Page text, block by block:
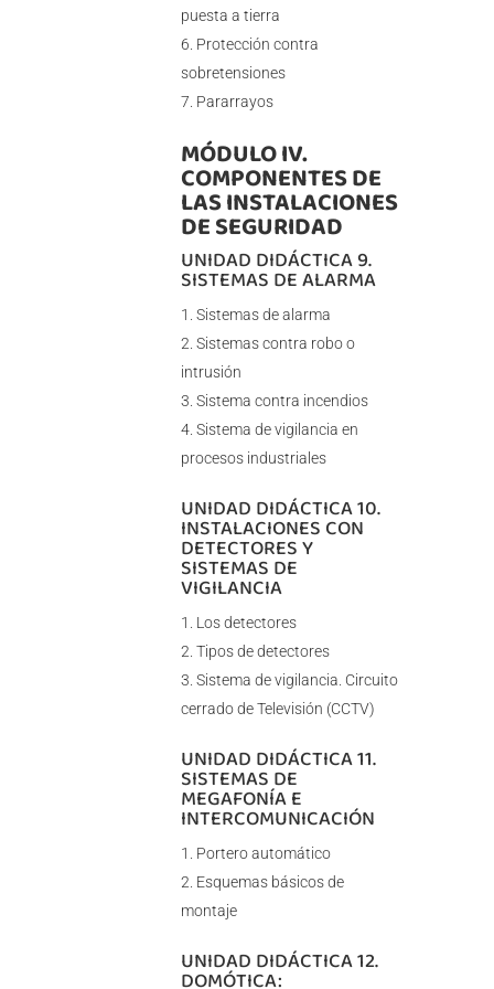
puesta a tierra
Protección contra
sobretensiones
Pararrayos
MÓDULO IV.
COMPONENTES DE
LAS INSTALACIONES
DE SEGURIDAD
UNIDAD DIDÁCTICA 9.
SISTEMAS DE ALARMA
Sistemas de alarma
Sistemas contra robo o
intrusión
Sistema contra incendios
Sistema de vigilancia en
procesos industriales
UNIDAD DIDÁCTICA 10.
INSTALACIONES CON
DETECTORES Y
SISTEMAS DE
VIGILANCIA
Los detectores
Tipos de detectores
Sistema de vigilancia. Circuito
cerrado de Televisión (CCTV)
UNIDAD DIDÁCTICA 11.
SISTEMAS DE
MEGAFONÍA E
INTERCOMUNICACIÓN
Portero automático
Esquemas básicos de
montaje
UNIDAD DIDÁCTICA 12.
DOMÓTICA: